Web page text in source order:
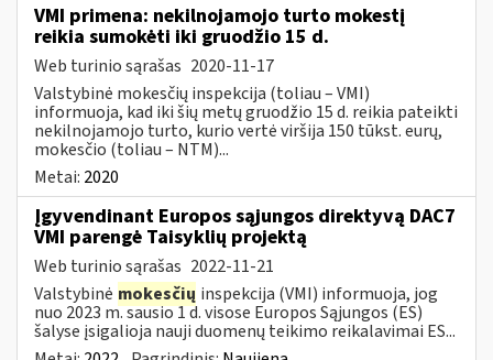
VMI primena: nekilnojamojo turto mokestį
reikia sumokėti iki gruodžio 15 d.
Web turinio sąrašas 2020-11-17
Valstybinė mokesčių inspekcija (toliau – VMI)
informuoja, kad iki šių metų gruodžio 15 d. reikia pateikti
nekilnojamojo turto, kurio vertė viršija 150 tūkst. eurų,
mokesčio (toliau – NTM)...
Metai: 2020
Įgyvendinant Europos sąjungos direktyvą DAC7
VMI parengė Taisyklių projektą
Web turinio sąrašas 2022-11-21
Valstybinė mokesčių inspekcija (VMI) informuoja, jog
nuo 2023 m. sausio 1 d. visose Europos Sąjungos (ES)
šalyse įsigalioja nauji duomenų teikimo reikalavimai ES...